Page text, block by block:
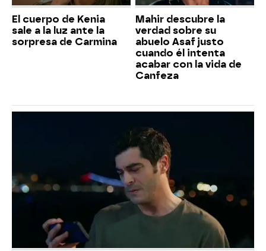
El cuerpo de Kenia
sale a la luz ante la
sorpresa de Carmina
Mahir descubre la
verdad sobre su
abuelo Asaf justo
cuando él intenta
acabar con la vida de
Canfeza